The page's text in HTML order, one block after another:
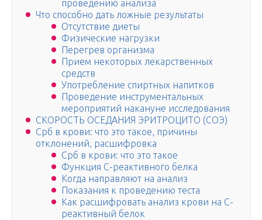
проведению анализа
Что способно дать ложные результаты
Отсутствие диеты
Физические нагрузки
Перегрев организма
Прием некоторых лекарственных
средств
Употребление спиртных напитков
Проведение инструментальных
мероприятий накануне исследования
СКОРОСТЬ ОСЕДАНИЯ ЭРИТРОЦИТО (СОЭ)
Срб в крови: что это такое, причины
отклонений, расшифровка
Срб в крови: что это такое
Функция С-реактивного белка
Когда направляют на анализ
Показания к проведению теста
Как расшифровать анализ крови на С-
реактивный белок